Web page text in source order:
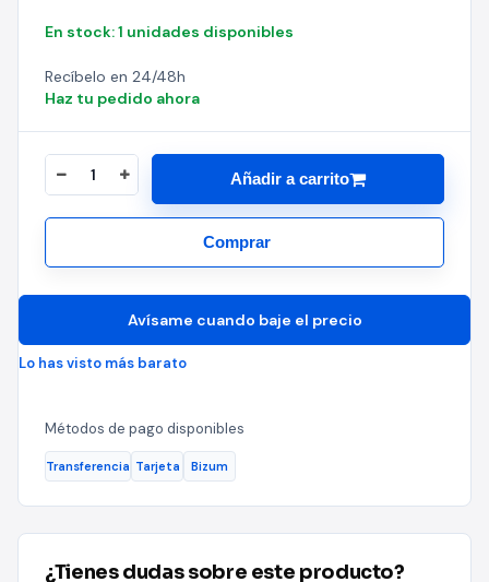
En stock: 1 unidades disponibles
Recíbelo en 24/48h
Haz tu pedido ahora
Añadir a carrito
Comprar
Avísame cuando baje el precio
Lo has visto más barato
Métodos de pago disponibles
Transferencia Tarjeta Bizum
¿Tienes dudas sobre este producto?